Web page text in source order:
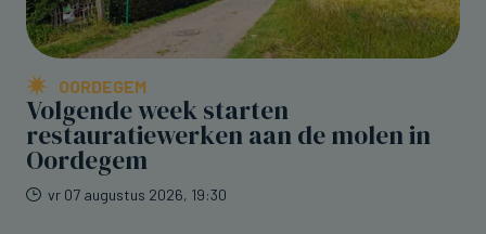
OORDEGEM
Volgende week starten
restauratiewerken aan de molen in
Oordegem
vr 07 augustus 2026, 19:30